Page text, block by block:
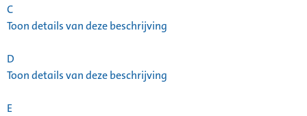
C
Toon details van deze beschrijving
D
Toon details van deze beschrijving
E